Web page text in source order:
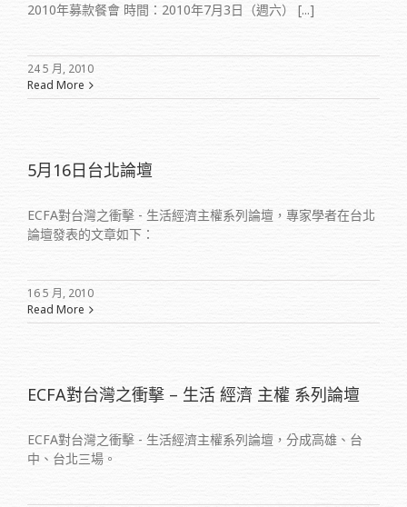
2010年募款餐會 時間：2010年7月3日（週六） [...]
24 5 月, 2010
Read More
5月16日台北論壇
ECFA對台灣之衝擊 - 生活經濟主權系列論壇，專家學者在台北
論壇發表的文章如下：
16 5 月, 2010
Read More
ECFA對台灣之衝擊 – 生活 經濟 主權 系列論壇
ECFA對台灣之衝擊 - 生活經濟主權系列論壇，分成高雄、台
中、台北三場。